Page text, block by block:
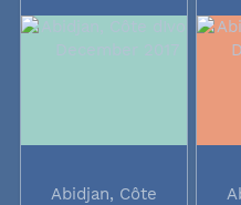
Abidjan, Côte